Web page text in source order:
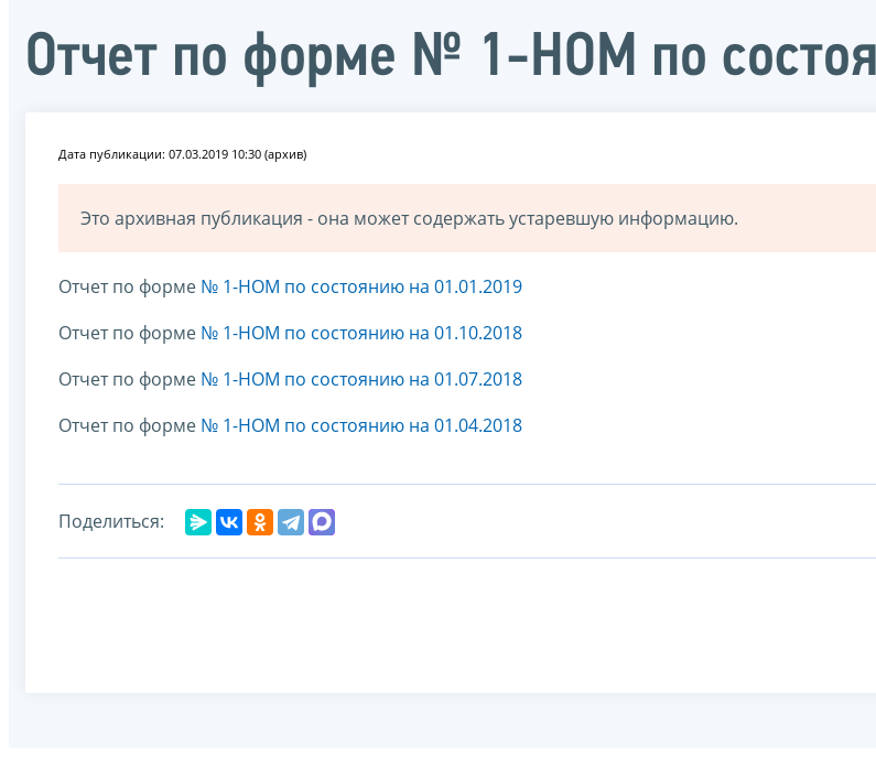
Отчет по форме № 1-НОМ по
Дата публикации: 07.03.2019 10:30 (архив)
Это архивная публикация - она может содержать устаревшую информацию.
Отчет по форме № 1-НОМ по состоянию на 01.01.2019
Отчет по форме № 1-НОМ по состоянию на 01.10.2018
Отчет по форме № 1-НОМ по состоянию на 01.07.2018
Отчет по форме № 1-НОМ по состоянию на 01.04.2018
Поделиться: